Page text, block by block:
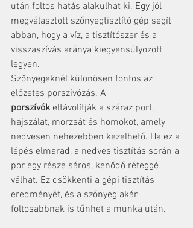
után foltos hatás alakulhat ki. Egy jól
megválasztott szőnyegtisztító gép segít
abban, hogy a víz, a tisztítószer és a
visszaszívás aránya kiegyensúlyozott
legyen.
Szőnyegeknél különösen fontos az
előzetes porszívózás. A
porszívók eltávolítják a száraz port,
hajszálat, morzsát és homokot, amely
nedvesen nehezebben kezelhető. Ha ez a
lépés elmarad, a nedves tisztítás során a
por egy része sáros, kenődő réteggé
válhat. Ez csökkenti a gépi tisztítás
eredményét, és a szőnyeg akár
foltosabbnak is tűnhet a munka után.